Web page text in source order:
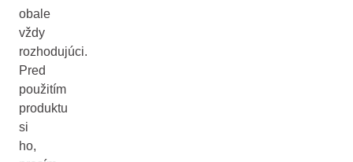
obale
vždy
rozhodujúci.
Pred
použitím
produktu
si
ho,